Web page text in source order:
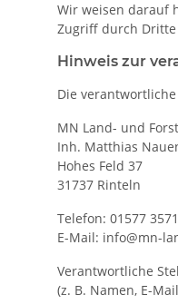
Wir weisen darauf
Zugriff durch
Hinweis zur
Die
MN Land- und
Inh. Matthias
Hohes Feld 37
31737 Rinteln
Telefon: 01577
E-Mail: info@mn-
Verantwortliche
(z. B. Namen, E-